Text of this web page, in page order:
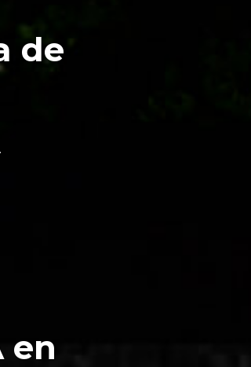
de
en